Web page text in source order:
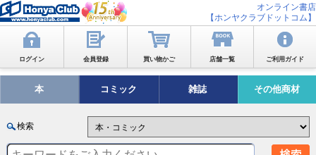
オンライン書店
【ホンヤクラブドットコム】
ログイン 会員登録 買い物かご 店舗一覧 ご利用ガイド
本 コミック 雑誌 その他商材
検索